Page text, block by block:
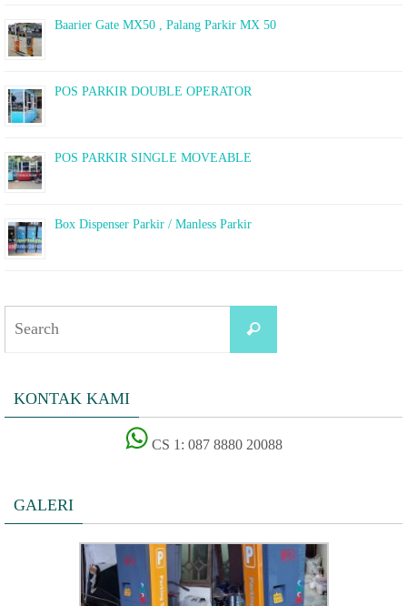
Baarier Gate MX50 , Palang Parkir MX 50
POS PARKIR DOUBLE OPERATOR
POS PARKIR SINGLE MOVEABLE
Box Dispenser Parkir / Manless Parkir
Search
KONTAK KAMI
CS 1: 087 8880 20088
GALERI